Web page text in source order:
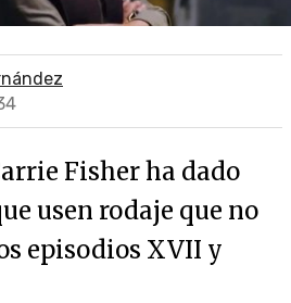
Fisher ha dado
usen rodaje que no
episodios XVII y